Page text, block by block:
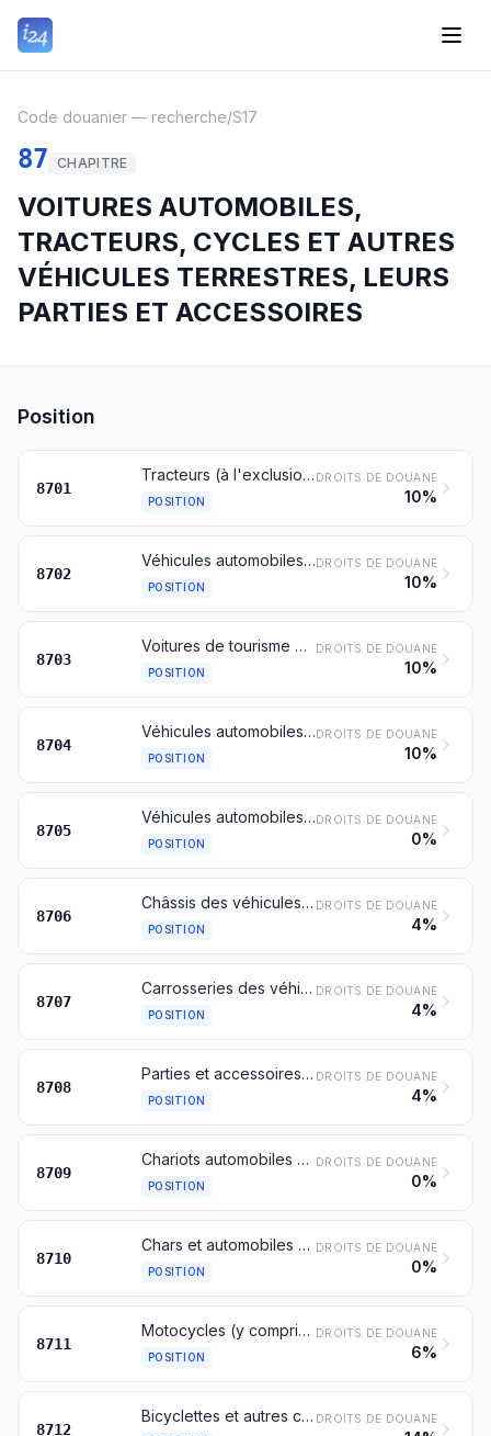
Code douanier — recherche/S17
87 CHAPITRE
VOITURES AUTOMOBILES,
TRACTEURS, CYCLES ET AUTRES
VÉHICULES TERRESTRES, LEURS
PARTIES ET ACCESSOIRES
Position
8701
Tracteurs (à l'exclusion des chariots-tracteurs du no 8709)
POSITION
DROITS DE DOUANE
10%
8702
Véhicules automobiles pour le transport de dix personnes ou plus, chauffeur inclus
POSITION
DROITS DE DOUANE
10%
8703
Voitures de tourisme et autres véhicules automobiles principalement conçus pour le transport de personnes (autres que ceux du no 8702), y compris les voitures du type « break » et les voitures de course
POSITION
DROITS DE DOUANE
10%
8704
Véhicules automobiles pour le transport de marchandises
POSITION
DROITS DE DOUANE
10%
8705
Véhicules automobiles à usages spéciaux, autres que ceux principalement conçus pour le transport de personnes ou de marchandises (dépanneuses, camions-grues, voitures de lutte contre l'incendie, camions-bétonnières, voitures balayeuses, voitures épandeuses, voitures-ateliers, voitures radiologiques, par exemple)
POSITION
DROITS DE DOUANE
0%
8706
Châssis des véhicules automobiles des nos 8701 à 8705, équipés de leur moteur
POSITION
DROITS DE DOUANE
4%
8707
Carrosseries des véhicules automobiles des nos 8701 à 8705, y compris les cabines
POSITION
DROITS DE DOUANE
4%
8708
Parties et accessoires des véhicules automobiles des nos 8701 à 8705
POSITION
DROITS DE DOUANE
4%
8709
Chariots automobiles non munis d'un dispositif de levage, des types utilisés dans les usines, les entrepôts, les ports ou les aéroports pour le transport des marchandises sur de courtes distances; chariots-tracteurs des types utilisés dans les gares; leurs parties
POSITION
DROITS DE DOUANE
0%
8710
Chars et automobiles blindées de combat, armés ou non; leurs parties
POSITION
DROITS DE DOUANE
0%
8711
Motocycles (y compris les cyclomoteurs) et cycles équipés d'un moteur auxiliaire, avec ou sans side-cars; side-cars
POSITION
DROITS DE DOUANE
6%
8712
Bicyclettes et autres cycles (y compris les triporteurs), sans moteur DROITS DE DOUANE